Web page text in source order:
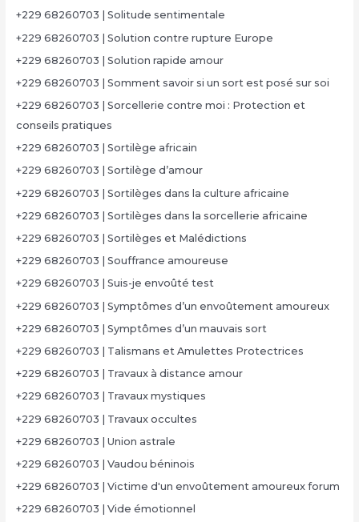
+229 68260703 | Solitude sentimentale
+229 68260703 | Solution contre rupture Europe
+229 68260703 | Solution rapide amour
+229 68260703 | Somment savoir si un sort est posé sur soi
+229 68260703 | Sorcellerie contre moi : Protection et
conseils pratiques
+229 68260703 | Sortilège africain
+229 68260703 | Sortilège d’amour
+229 68260703 | Sortilèges dans la culture africaine
+229 68260703 | Sortilèges dans la sorcellerie africaine
+229 68260703 | Sortilèges et Malédictions
+229 68260703 | Souffrance amoureuse
+229 68260703 | Suis-je envoûté test
+229 68260703 | Symptômes d’un envoûtement amoureux
+229 68260703 | Symptômes d’un mauvais sort
+229 68260703 | Talismans et Amulettes Protectrices
+229 68260703 | Travaux à distance amour
+229 68260703 | Travaux mystiques
+229 68260703 | Travaux occultes
+229 68260703 | Union astrale
+229 68260703 | Vaudou béninois
+229 68260703 | Victime d'un envoûtement amoureux forum
+229 68260703 | Vide émotionnel